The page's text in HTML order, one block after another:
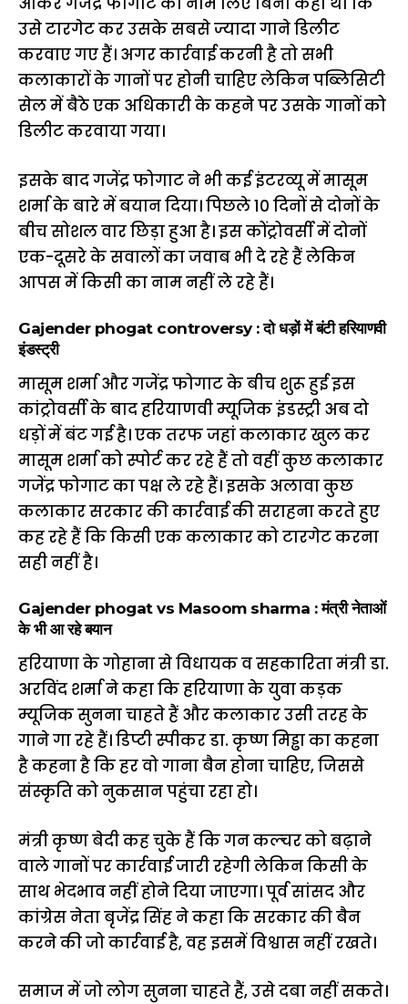
उसे टारगेट कर उसके सबसे ज्यादा गाने डिलीट
करवाए गए हैं। अगर कार्रवाई करनी है तो सभी
कलाकारों के गानों पर होनी चाहिए लेकिन पब्लिसिटी
सेल में बैठे एक अधिकारी के कहने पर उसके गानों को
डिलीट करवाया गया।
इसके बाद गजेंद्र फोगाट ने भी कई इंटरव्यू में मासूम
शर्मा के बारे में बयान दिया। पिछले 10 दिनों से दोनों के
बीच सोशल वार छिड़ा हुआ है। इस कोंट्रोवर्सी में दोनों
एक-दूसरे के सवालों का जवाब भी दे रहे हैं लेकिन
आपस में किसी का नाम नहीं ले रहे हैं।
Gajender phogat controversy : दो धड़ों में बंटी हरियाणवी
इंडस्ट्री
मासूम शर्मा और गजेंद्र फोगाट के बीच शुरू हुई इस
कांट्रोवर्सी के बाद हरियाणवी म्यूजिक इंडस्ट्री अब दो
धड़ों में बंट गई है। एक तरफ जहां कलाकार खुल कर
मासूम शर्मा को स्पोर्ट कर रहे हैं तो वहीं कुछ कलाकार
गजेंद्र फोगाट का पक्ष ले रहे हैं। इसके अलावा कुछ
कलाकार सरकार की कार्रवाई की सराहना करते हुए
कह रहे हैं कि किसी एक कलाकार को टारगेट करना
सही नहीं है।
Gajender phogat vs Masoom sharma : मंत्री नेताओं
के भी आ रहे बयान
हरियाणा के गोहाना से विधायक व सहकारिता मंत्री डा.
अरविंद शर्मा ने कहा कि हरियाणा के युवा कड़क
म्यूजिक सुनना चाहते हैं और कलाकार उसी तरह के
गाने गा रहे हैं। डिप्टी स्पीकर डा. कृष्ण मिड्ढा का कहना
है कहना है कि हर वो गाना बैन होना चाहिए, जिससे
संस्कृति को नुकसान पहुंचा रहा हो।
मंत्री कृष्ण बेदी कह चुके हैं कि गन कल्चर को बढ़ाने
वाले गानों पर कार्रवाई जारी रहेगी लेकिन किसी के
साथ भेदभाव नहीं होने दिया जाएगा। पूर्व सांसद और
कांग्रेस नेता बृजेंद्र सिंह ने कहा कि सरकार की बैन
करने की जो कार्रवाई है, वह इसमें विश्वास नहीं रखते।
समाज में जो लोग सुनना चाहते हैं, उसे दबा नहीं सकते।